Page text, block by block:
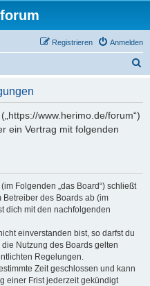
Anmelden
Registrieren
www.herimo.de/forum“)
ein Vertrag mit folgenden
Folgenden „das Board“) schließt
des Boards ab (im
dich mit den nachfolgenden
einverstanden bist, so darfst du
Nutzung des Boards gelten
Regelungen.
Zeit geschlossen und kann
einer Frist jederzeit gekündigt